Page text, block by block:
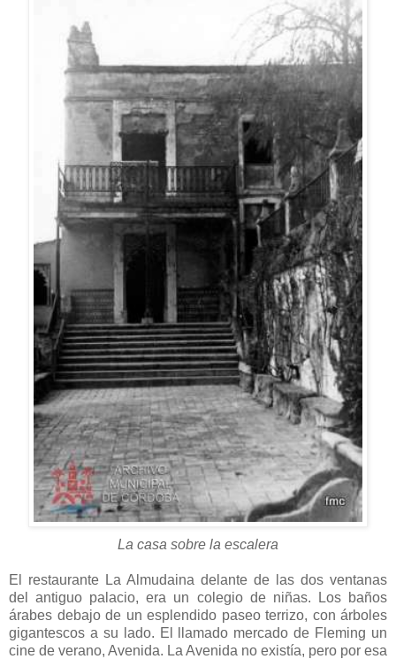
La casa sobre la escalera
El restaurante La Almudaina delante de las dos ventanas
del antiguo palacio, era un colegio de niñas. Los baños
árabes debajo de un esplendido paseo terrizo, con árboles
gigantescos a su lado. El llamado mercado de Fleming un
cine de verano, Avenida. La Avenida no existía, pero por esa